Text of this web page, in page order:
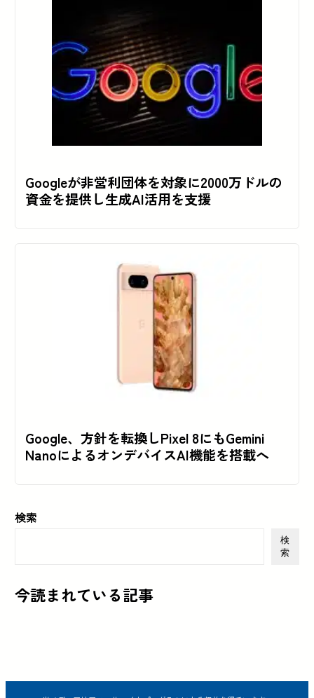
Googleが非営利団体を対象に2000万ドルの
資金を提供し生成AI活用を支援
Google、方針を転換しPixel 8にもGemini
NanoによるオンデバイスAI機能を搭載へ
検索
検
索
今読まれている記事